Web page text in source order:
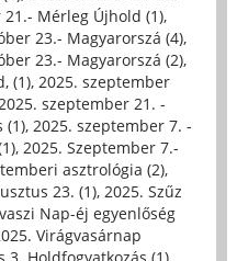
Mérleg Újhold (1),
23.- Magyarorszá (4),
23.- Magyarorszá (2),
(1), 2025. szeptember
szeptember 21. -
(1), 2025. szeptember 7. -
, 2025. Szeptember 7.-
asztrológia (2),
23. (1), 2025. Szűz
Nap-éj egyenlőség
Virágvasárnap